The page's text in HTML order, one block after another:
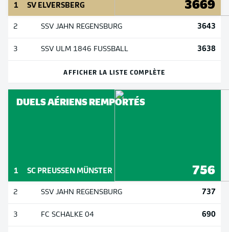
1 SV ELVERSBERG 3669
2 SSV JAHN REGENSBURG 3643
3 SSV ULM 1846 FUSSBALL 3638
AFFICHER LA LISTE COMPLÈTE
DUELS AÉRIENS REMPORTÉS
1 SC PREUSSEN MÜNSTER 756
2 SSV JAHN REGENSBURG 737
3 FC SCHALKE 04 690